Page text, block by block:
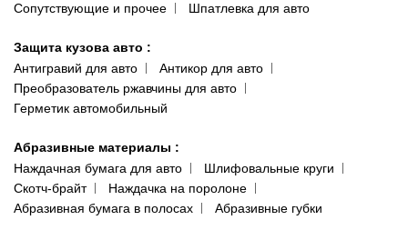
Сопутствующие и прочее
Шпатлевка для авто
Защита кузова авто :
Антигравий для авто
Антикор для авто
Преобразователь ржавчины для авто
Герметик автомобильный
Абразивные материалы :
Наждачная бумага для авто
Шлифовальные круги
Скотч-брайт
Наждачка на поролоне
Абразивная бумага в полосах
Абразивные губки